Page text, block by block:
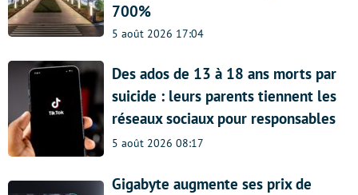
700%
5 août 2026 17:04
Des ados de 13 à 18 ans morts par
suicide : leurs parents tiennent les
réseaux sociaux pour responsables
5 août 2026 08:17
Gigabyte augmente ses prix de